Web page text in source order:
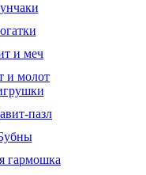
и меч
и молот
пазл
гармошка